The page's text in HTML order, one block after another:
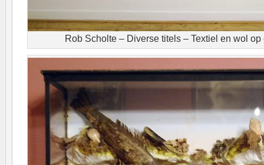
Rob Scholte – Diverse titels – Textiel en wol